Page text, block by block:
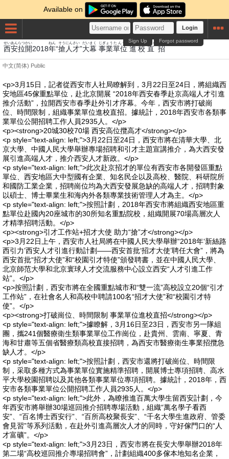
Available on
Login
Forgot password
Sign Up
西安
せいあん
拉
らつ
開
かい
2018年
ねん
“搶
そう
人
にん
才
さい
”大
だい
幕
まく
事業
じぎょう
單位
たんい
進
すすむ
校
こう
直
ちょく
招
しょう
中文(简体) Public
<p>3月15日，記者從西安市人社局瞭解到，3月22日至24日，將組織西
安地區45傢重點單位，赴北京開展 “2018年西安春季赴京高端人才引進
推介活動”，拉開西安市春季赴外引才序幕。今年，西安市將打破崗
位、時間限制，組織事業單位進校直招。據統計，2018年西安市各類事
業單位公開招聘工作人員2935人。</p>
<p><strong>20城30校70場 西安高位攬高才</strong></p>
<p style="text-align: left;">3月22日至24日，西安市將在清華大學、北
京大學、中國人民大學舉辦專場招聘和引才主題宣講推介，為大西安發
展引進高端人才，推介西安人才新政。</p>
<p style="text-align: left;">此次赴京招才的單位有西安市各開發區重點
單位、西安地區大中型國有企業、知名民企以及高校、醫院、科研院所
和國防工業企業，招聘崗位均為大西安發展急缺的高端人才，招聘對象
以碩士、博士畢業生和海內外各類專業技術管理人才為主。</p>
<p style="text-align: left;">按照計劃，2018年西安市將組織西安地區重
點單位赴國內20座城市的30所知名重點院校，組織開展70場高層次人
才精準招聘活動。</p>
<p><strong>引才工作站+招才大使 助力“搶”才</strong></p>
<p>3月22日上午，西安市人社局將在中國人民大學舉辦“2018年‘新絲路
西引力’西安人才引進行動計劃——西安首批‘招才大使’聘任大會”，將為
西安首批“招才大使”和“校園引才特使”頒發聘書，並在中國人民大學、
北京師范大學和北京寰球人才交流服務中心設立西安“人才引進工作
站”。</p>
<p>按照計劃，西安市將在全國重點城市和“雙一流”高校設立20個“引才
工作站”，在社會名人和高校中聘請100名“招才大使”和“校園引才特
使”。</p>
<p><strong>打破崗位、時間限制 事業單位進校直招</strong></p>
<p style="text-align: left;">據瞭解，3月16日至23日，西安市另一隊組
團，攜241個醫療衛生類事業單位工作崗位，赴貴州、雲南、寧夏、青
海和甘肅等五個省醫療類高校直接招聘，為西安市醫療衛生事業招攬急
缺人才。</p>
<p style="text-align: left;">按照計劃，西安市還將打破崗位、時間限
制，采取多種方式為事業單位實施精準招聘，開展博士專項招聘、高水
平大學校園招聘以及其他各類事業單位專項招聘。據統計，2018年，西
安市各類事業單位公開招聘工作人員2935人。</p>
<p style="text-align: left;">此外，為瞭推進百萬大學生留西安計劃，今
年西安市將舉辦30場巡回推介招聘專場活動，組織“萬名學子看西
安”、“百名博士西安行”、“百所高校聚長安”、“千名大學生進政府、管委
會見習”等系列活動，在赴外引進高層次人才的同時，守好傢門口的“人
才富礦”。</p>
<p style="text-align: left;">3月23日，西安市將在長安大學舉辦2018年
第二場“高校巡回推介專場招聘會”，計劃組織400多傢本地知名企業，